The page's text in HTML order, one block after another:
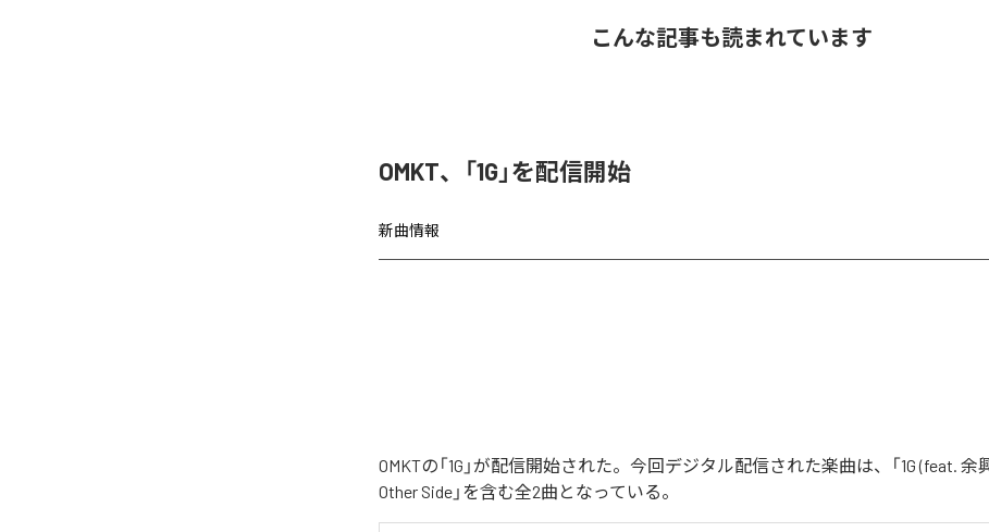
こんな記事も読まれています
OMKT、「1G」を配信開始
新曲情報
OMKTの「1G」が配信開始された。今回デジタル配信された楽曲は、「1G (feat. 余興
Other Side」を含む全2曲となっている。